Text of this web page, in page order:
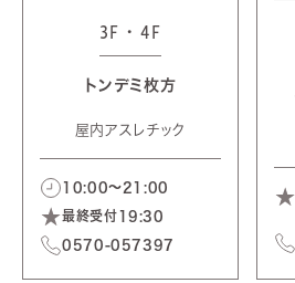
3F・4F
トンデミ枚方
屋内アスレチック
10:00～21:00
最終受付19:30
0570-057397